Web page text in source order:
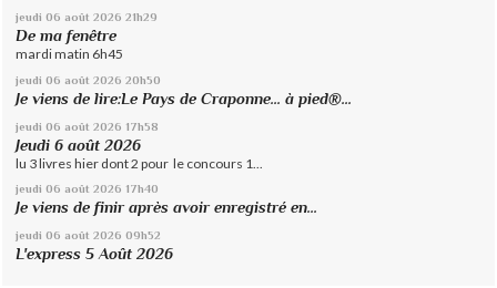
jeudi 06 août 2026 21h29
De ma fenêtre
mardi matin 6h45
jeudi 06 août 2026 20h50
Je viens de lire:Le Pays de Craponne... à pied®...
jeudi 06 août 2026 17h58
Jeudi 6 août 2026
lu 3 livres hier dont 2 pour le concours 1...
jeudi 06 août 2026 17h40
Je viens de finir après avoir enregistré en...
jeudi 06 août 2026 09h52
L'express 5 Août 2026